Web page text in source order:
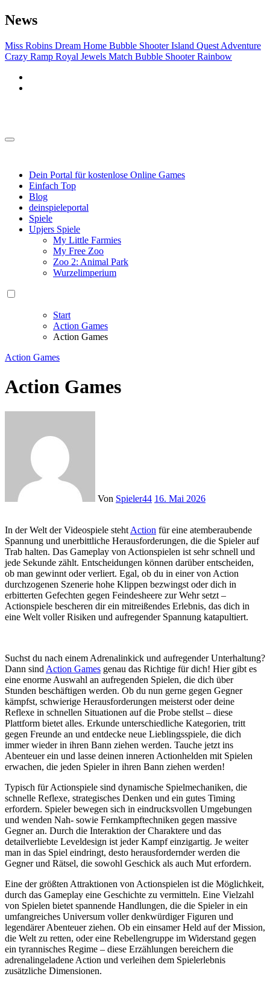
Zu
Inhalten
News
Miss Robins Dream Home Bubble Shooter Island Quest Adventure
Crazy Ramp Royal Jewels Match Bubble Shooter Rainbow
Dein Portal für kostenlose Online Games
Einfach Top
Blog
deinspieleportal
Spiele
Upjers Spiele
My Little Farmies
My Free Zoo
Zoo 2: Animal Park
Wurzelimperium
Start
Action Games
Action Games
Action Games
Action Games
Von Spieler44 16. Mai 2026
In der Welt der Videospiele steht Action für eine atemberaubende
Spannung und unerbittliche Herausforderungen, die die Spieler auf
Trab halten. Das Gameplay von Actionspielen ist sehr schnell und
jede Sekunde zählt. Entscheidungen können darüber entscheiden,
ob man gewinnt oder verliert. Egal, ob du in einer von Action
durchzogenen Szenerie hohe Klippen bezwingst oder dich in
erbitterten Gefechten gegen Feindesheere zur Wehr setzt –
Actionspiele bescheren dir ein mitreißendes Erlebnis, das dich in
eine Welt voller Risiken und aufregender Spannung katapultiert.
Suchst du nach einem Adrenalinkick und aufregender Unterhaltung?
Dann sind Action Games genau das Richtige für dich! Hier gibt es
eine enorme Auswahl an aufregenden Spielen, die dich über
Stunden beschäftigen werden. Ob du nun gerne gegen Gegner
kämpfst, schwierige Herausforderungen meisterst oder deine
Reflexe in schnellen Situationen auf die Probe stellst – diese
Plattform bietet alles. Erkunde unterschiedliche Kategorien, tritt
gegen Freunde an und entdecke neue Lieblingsspiele, die dich
immer wieder in ihren Bann ziehen werden. Tauche jetzt ins
Abenteuer ein und lasse deinen inneren Actionhelden mit Spielen
erwachen, die jeden Spieler in ihren Bann ziehen werden!
Typisch für Actionspiele sind dynamische Spielmechaniken, die
schnelle Reflexe, strategisches Denken und ein gutes Timing
erfordern. Spieler bewegen sich in eindrucksvollen Umgebungen
und wenden Nah- sowie Fernkampftechniken gegen massive
Gegner an. Durch die Interaktion der Charaktere und das
detailverliebte Leveldesign ist jeder Kampf einzigartig. Je weiter
man in das Spiel eindringt, desto herausfordernder werden die
Gegner und Rätsel, die sowohl Geschick als auch Mut erfordern.
Eine der größten Attraktionen von Actionspielen ist die Möglichkeit,
durch das Gameplay eine Geschichte zu vermitteln. Eine Vielzahl
von Spielen bietet spannende Handlungen, die die Spieler in ein
umfangreiches Universum voller denkwürdiger Figuren und
legendärer Abenteuer ziehen. Ob ein einsamer Held auf der Mission,
die Welt zu retten, oder eine Rebellengruppe im Widerstand gegen
ein tyrannisches Regime – diese Erzählungen bereichern die
adrenalingeladene Action und verleihen dem Spielerlebnis
zusätzliche Dimensionen.